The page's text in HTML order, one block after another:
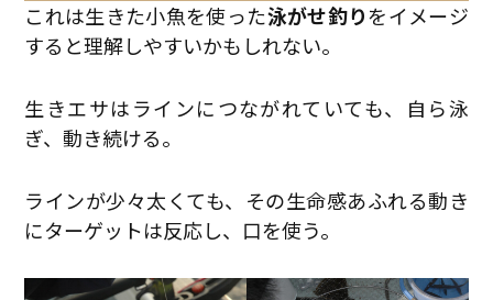
これは生きた小魚を使った泳がせ釣りをイメージ
すると理解しやすいかもしれない。
生きエサはラインにつながれていても、自ら泳
ぎ、動き続ける。
ラインが少々太くても、その生命感あふれる動き
にターゲットは反応し、口を使う。